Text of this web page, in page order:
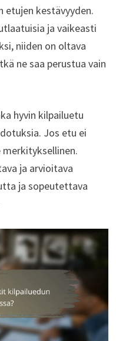
kestävyyden.
ja vaikeasti
niiden on oltava
ne saa perustua vain
hyvin kilpailuetu
Jos etu ei
ja arvioitava
ja sopeutettava